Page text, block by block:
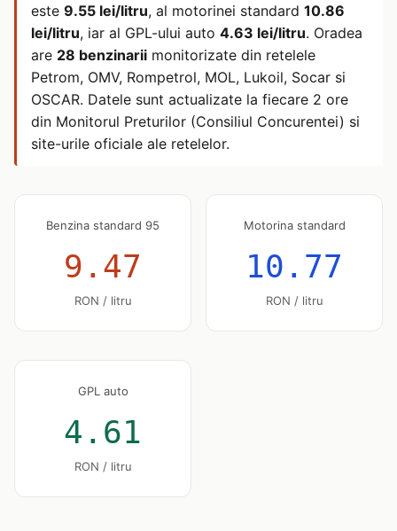
este 9.55 lei/litru, al motorinei standard 10.86
lei/litru, iar al GPL-ului auto 4.63 lei/litru. Oradea
are 28 benzinarii monitorizate din retelele
Petrom, OMV, Rompetrol, MOL, Lukoil, Socar si
OSCAR. Datele sunt actualizate la fiecare 2 ore
din Monitorul Preturilor (Consiliul Concurentei) si
site-urile oficiale ale retelelor.
Benzina standard 95
9.47
RON / litru
Motorina standard
10.77
RON / litru
GPL auto
4.61
RON / litru